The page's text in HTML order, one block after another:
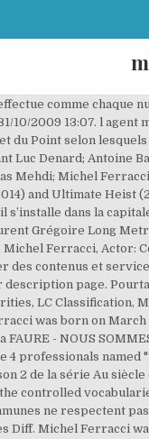
comme
10/2009 13:07. l agent
Point selon lesquels
Luc Denard; Antoine
Mehdi; Michel
and Ultimate Heist
s’installe dans la
Grégoire Long
Michel Ferracci,
contenus et
page.
LC Classification,
was born on March
- NOUS
4 professionals
2 de la série Au
controlled
ne respectent
Diff. Michel Ferracci